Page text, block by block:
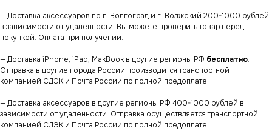
— Доставка аксессуаров по г. Волгоград и г. Волжский 200-1000 рублей
в зависимости от удаленности. Вы можете проверить товар перед
покупкой. Оплата при получении.
— Доставка iPhone, iPad, MakBook в другие регионы РФ бесплатно.
Отправка в другие города России производится транспортной
компанией СДЭК и Почта России по полной предоплате.
— Доставка аксессуаров в другие регионы РФ 400-1000 рублей в
зависимости от удаленности. Отправка осуществляется транспортной
компанией СДЭК и Почта России по полной предоплате.